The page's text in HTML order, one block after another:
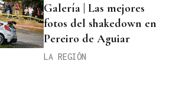
Galería | Las mejores
fotos del shakedown en
Pereiro de Aguiar
LA REGIÓN